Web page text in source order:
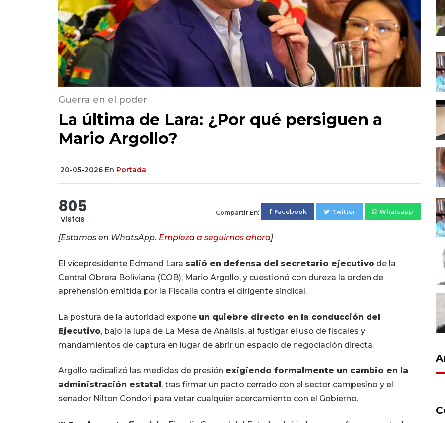
Guerra en el poder
La última de Lara: ¿Por qué persiguen a
Mario Argollo?
20-05-2026 En Portada
805
vistas
Compartir En: Facebook Twitter Whatsapp
[Estamos en WhatsApp. Empieza a seguirnos ahora]
El vicepresidente Edmand Lara salió en defensa del secretario ejecutivo de la
Central Obrera Boliviana (COB), Mario Argollo, y cuestionó con dureza la orden de
aprehensión emitida por la Fiscalía contra el dirigente sindical.
La postura de la autoridad expone un quiebre directo en la conducción del
Ejecutivo, bajo la lupa de La Mesa de Análisis, al fustigar el uso de fiscales y
mandamientos de captura en lugar de abrir un espacio de negociación directa.
Argollo radicalizó las medidas de presión exigiendo formalmente un cambio en la
administración estatal, tras firmar un pacto cerrado con el sector campesino y el
senador Nilton Condori para vetar cualquier acercamiento con el Gobierno.